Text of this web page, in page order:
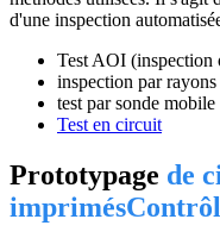
d'une inspection
Test AOI (inspection
inspection par
test par sonde mobile
Test en circuit
Prototypage de